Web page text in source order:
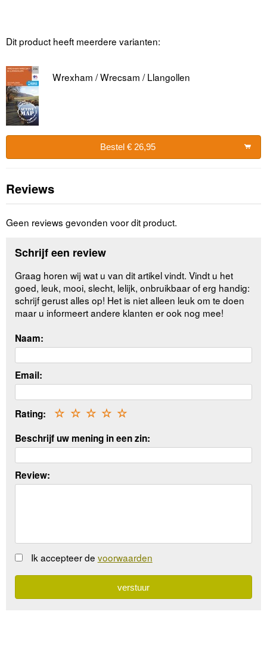
Dit product heeft meerdere varianten:
Wrexham / Wrecsam / Llangollen
Bestel € 26,95
Reviews
Geen reviews gevonden voor dit product.
Schrijf een review
Graag horen wij wat u van dit artikel vindt. Vindt u het
goed, leuk, mooi, slecht, lelijk, onbruikbaar of erg handig:
schrijf gerust alles op! Het is niet alleen leuk om te doen
maar u informeert andere klanten er ook nog mee!
Naam:
Email:
Rating: ☆
☆
☆
☆
☆
Beschrijf uw mening in een zin:
Review:
Ik accepteer de voorwaarden